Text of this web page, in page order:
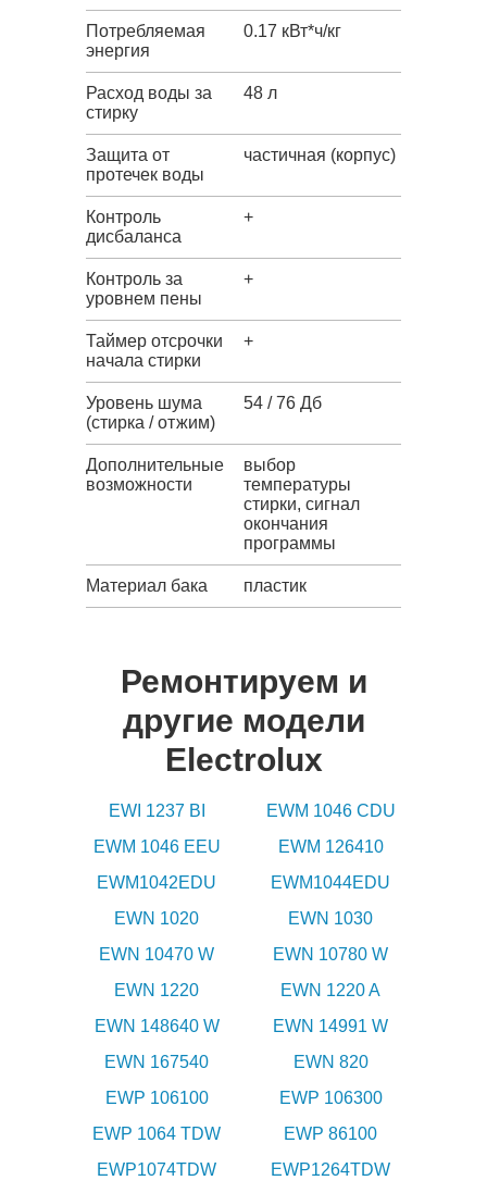
Потребляемая
энергия
0.17 кВт*ч/кг
Расход воды за
стирку
48 л
Защита от
протечек воды
частичная (корпус)
Контроль
дисбаланса
+
Контроль за
уровнем пены
+
Таймер отсрочки
начала стирки
+
Уровень шума
(стирка / отжим)
54 / 76 Дб
Дополнительные
возможности
выбор
температуры
стирки, сигнал
окончания
программы
Материал бака пластик
Ремонтируем и
другие модели
Electrolux
EWI 1237 BI
EWM 1046 CDU
EWM 1046 EEU
EWM 126410
EWM1042EDU
EWM1044EDU
EWN 1020
EWN 1030
EWN 10470 W
EWN 10780 W
EWN 1220
EWN 1220 A
EWN 148640 W
EWN 14991 W
EWN 167540
EWN 820
EWP 106100
EWP 106300
EWP 1064 TDW
EWP 86100
EWP1074TDW
EWP1264TDW